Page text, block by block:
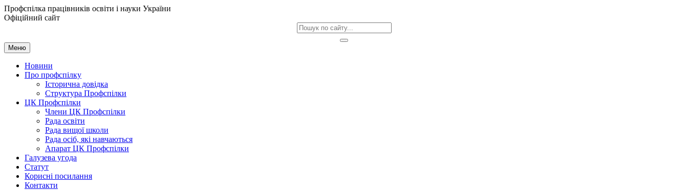
Профспілка працівників освіти і науки України
Офіційний сайт
Меню
Новини
Про профспілку
Історична довідка
Структура Профспілки
ЦК Профспілки
Члени ЦК Профспілки
Рада освіти
Рада вищої школи
Рада осіб, які навчаються
Апарат ЦК Профспілки
Галузева угода
Статут
Корисні посилання
Контакти